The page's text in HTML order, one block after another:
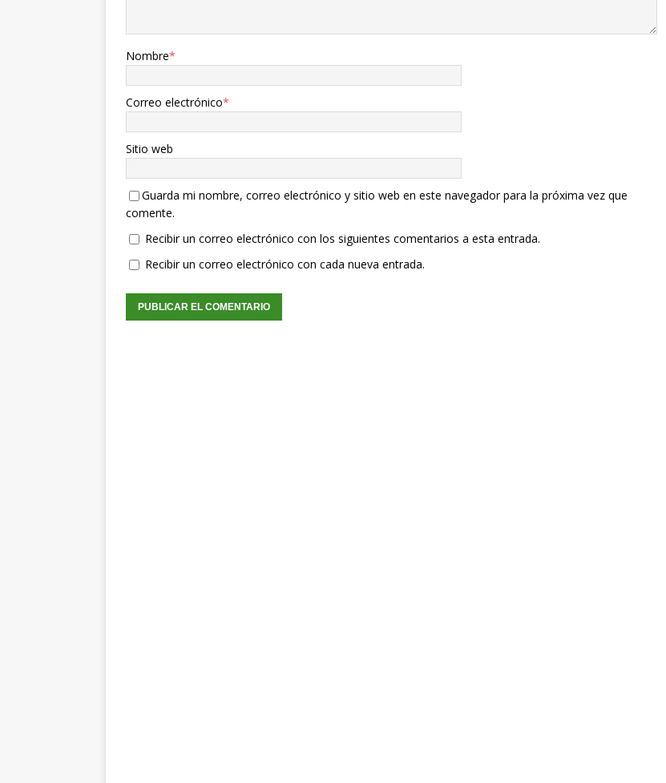
Nombre*
Correo electrónico*
Sitio web
Guarda mi nombre, correo electrónico y sitio web en este navegador para la próxima vez que
comente.
Recibir un correo electrónico con los siguientes comentarios a esta entrada.
Recibir un correo electrónico con cada nueva entrada.